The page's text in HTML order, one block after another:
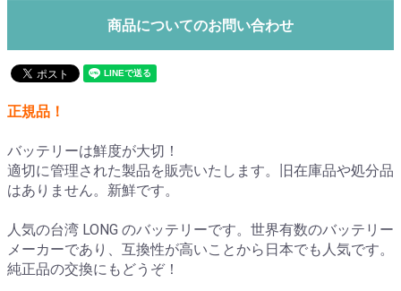
商品についてのお問い合わせ
正規品！
バッテリーは鮮度が大切！
適切に管理された製品を販売いたします。旧在庫品や処分品
はありません。新鮮です。
人気の台湾 LONG のバッテリーです。世界有数のバッテリー
メーカーであり、互換性が高いことから日本でも人気です。
純正品の交換にもどうぞ！